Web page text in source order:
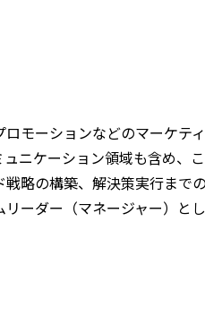
モーションなどのマーケテ
ニケーション領域も含め、
略の構築、解決策実行まで
ーダー（マネージャー）と